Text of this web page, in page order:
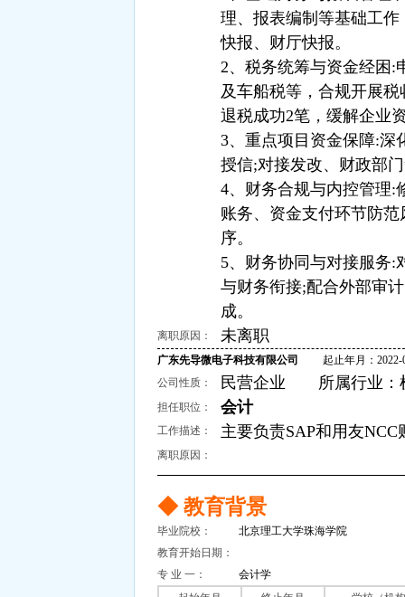
理、报表编制等基础工
快报、财厅快报。
2、税务统筹与资金经困:
及车船税等，合规开展税
退税成功2笔，缓解企业
3、重点项目资金保障:深
授信;对接发改、财政部
4、财务合规与内控管理:
账务、资金支付环节防
序。
5、财务协同与对接服务:
与财务衔接;配合外部审
成。
离职原因： 未离职
广东先导微电子科技有限公司
起止年月：2022-
公司性质：
民营企业 所属行业：
担任职位： 会计
工作描述： 主要负责SAP和用友
离职原因：
◆ 教育背景
毕业院校：
北京理工大学珠海学院
教育开始日期：
专 业 一：
会计学